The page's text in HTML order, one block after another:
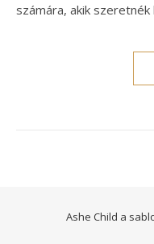
számára, akik
Ashe Child a